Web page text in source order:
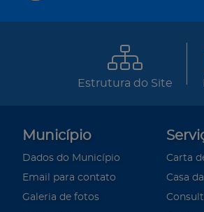
Estrutura do Site
Município
Dados do Município
Email para contato
Galeria de fotos
Carta
Casa